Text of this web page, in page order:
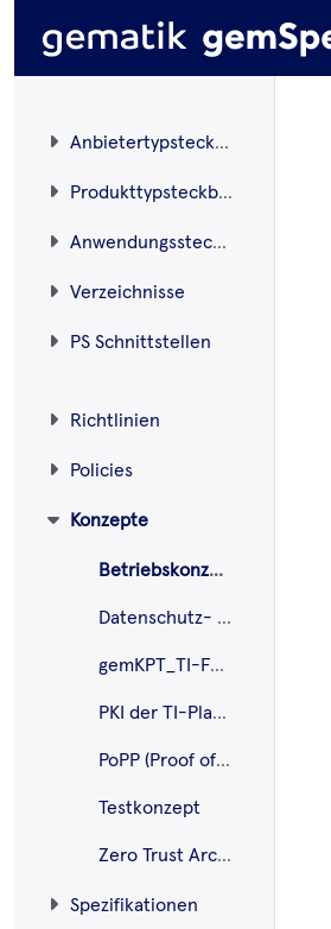
Anbietertypsteckbriefe
Produkttypsteckbriefe
Anwendungssteckbriefe
Verzeichnisse
PS Schnittstellen
Richtlinien
Policies
Konzepte
Betriebskonzept
Datenschutz- und Sicherheitskonzept
gemKPT_TI-Foderation
PKI der TI-Plattform
PoPP (Proof of Patient Presence)
Testkonzept
Zero Trust Architektur
Spezifikationen